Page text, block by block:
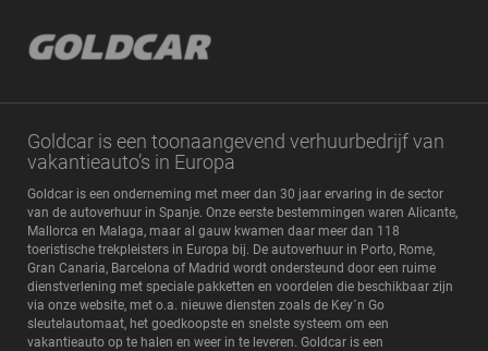
Goldcar is een toonaangevend verhuurbedrijf van
vakantieauto’s in Europa
Goldcar is een onderneming met meer dan 30 jaar ervaring in de sector
van de autoverhuur in Spanje. Onze eerste bestemmingen waren Alicante,
Mallorca en Malaga, maar al gauw kwamen daar meer dan 118
toeristische trekpleisters in Europa bij. De autoverhuur in Porto, Rome,
Gran Canaria, Barcelona of Madrid wordt ondersteund door een ruime
dienstverlening met speciale pakketten en voordelen die beschikbaar zijn
via onze website, met o.a. nieuwe diensten zoals de Key´n Go
sleutelautomaat, het goedkoopste en snelste systeem om een
vakantieauto op te halen en weer in te leveren. Goldcar is een